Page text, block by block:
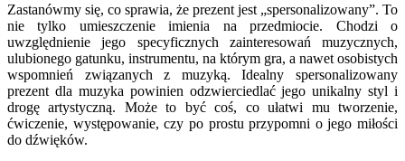
Zastanówmy się, co sprawia, że prezent jest „spersonalizowany”. To
nie tylko umieszczenie imienia na przedmiocie. Chodzi o
uwzględnienie jego specyficznych zainteresowań muzycznych,
ulubionego gatunku, instrumentu, na którym gra, a nawet osobistych
wspomnień związanych z muzyką. Idealny spersonalizowany
prezent dla muzyka powinien odzwierciedlać jego unikalny styl i
drogę artystyczną. Może to być coś, co ułatwi mu tworzenie,
ćwiczenie, występowanie, czy po prostu przypomni o jego miłości
do dźwięków.